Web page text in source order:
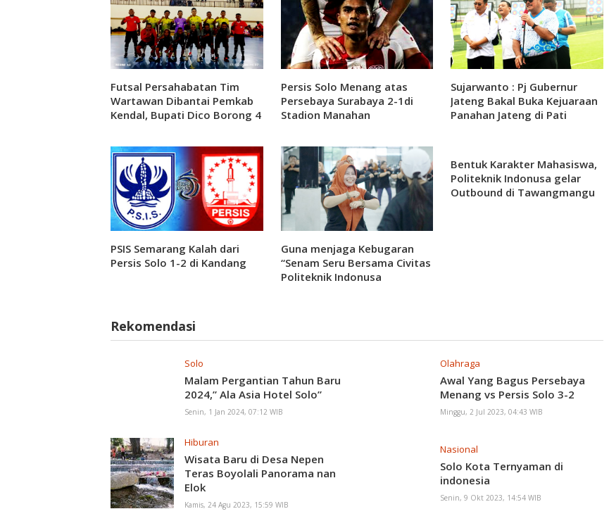
Futsal Persahabatan Tim
Wartawan Dibantai Pemkab
Kendal, Bupati Dico Borong 4
Persis Solo Menang atas
Persebaya Surabaya 2-1di
Stadion Manahan
Sujarwanto : Pj Gubernur
Jateng Bakal Buka Kejuaraan
Panahan Jateng di Pati
PSIS Semarang Kalah dari
Persis Solo 1-2 di Kandang
Guna menjaga Kebugaran
“Senam Seru Bersama Civitas
Politeknik Indonusa
Bentuk Karakter Mahasiswa,
Politeknik Indonusa gelar
Outbound di Tawangmangu
Rekomendasi
Solo
Malam Pergantian Tahun Baru
2024,” Ala Asia Hotel Solo”
Senin, 1 Jan 2024, 07:12 WIB
Olahraga
Awal Yang Bagus Persebaya
Menang vs Persis Solo 3-2
Minggu, 2 Jul 2023, 04:43 WIB
Hiburan
Wisata Baru di Desa Nepen
Teras Boyolali Panorama nan
Elok
Kamis, 24 Agu 2023, 15:59 WIB
Nasional
Solo Kota Ternyaman di
indonesia
Senin, 9 Okt 2023, 14:54 WIB